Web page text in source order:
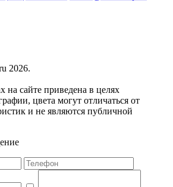
2026.
на сайте приведена в целях
цвета могут отличаться от
и не являются публичной